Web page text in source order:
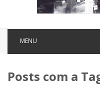
MENU
Posts com a